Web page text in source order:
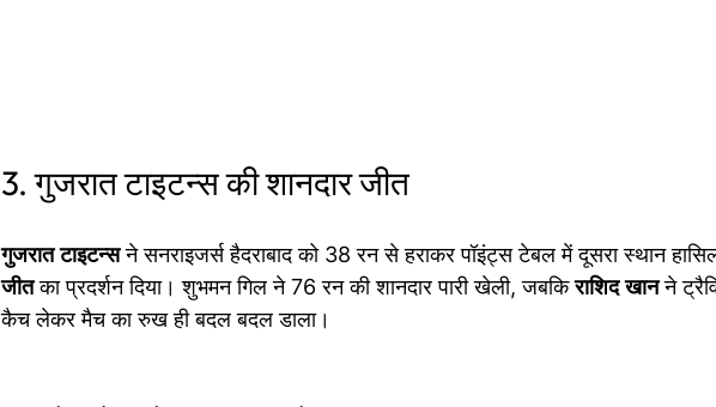
3. गुजरात टाइटन्स की शानदार जीत
गुजरात टाइटन्स ने सनराइजर्स हैदराबाद को 38 रन से हराकर पॉइंट्स टेबल में दूसरा स्थान
जीत का प्रदर्शन दिया। शुभमन गिल ने 76 रन की शानदार पारी खेली, जबकि राशिद खान ने
कैच लेकर मैच का रुख ही बदल बदल डाला।